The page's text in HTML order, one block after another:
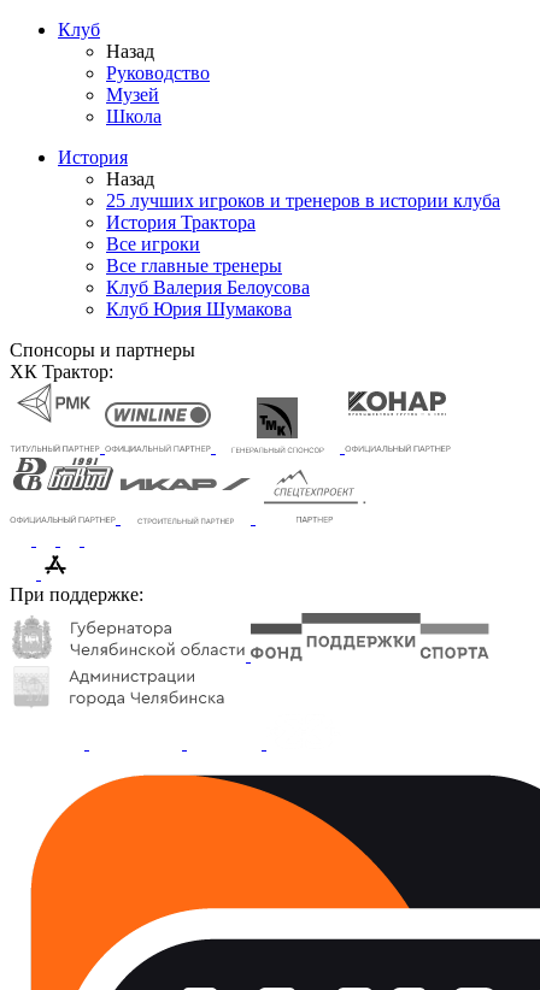
Клуб
Назад
Руководство
Музей
Школа
История
Назад
25 лучших игроков и тренеров в истории клуба
История Трактора
Все игроки
Все главные тренеры
Клуб Валерия Белоусова
Клуб Юрия Шумакова
Спонсоры и партнеры
ХК Трактор:
При поддержке: